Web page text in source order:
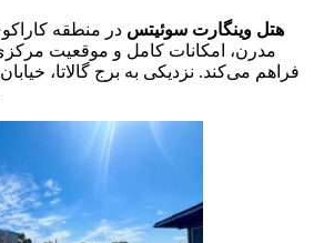
هتل وینگارت سوئیتس در منطقه
مدرن، امکانات کامل و موقعیت
فراهم می‌کند. نزدیکی به برج گالاتا،